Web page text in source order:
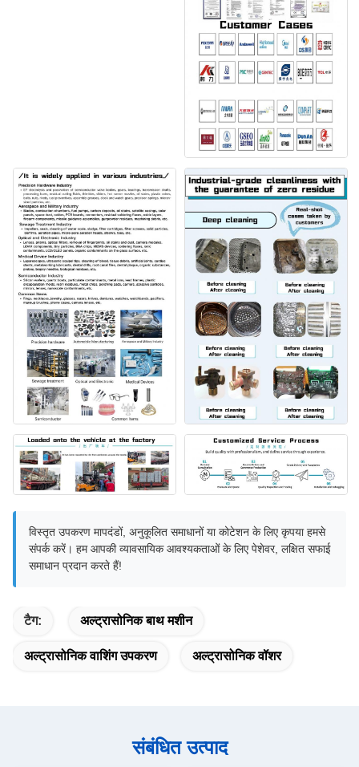
विस्तृत उपकरण मापदंडों, अनुकूलित समाधानों या कोटेशन के लिए कृपया हमसे
संपर्क करें। हम आपकी व्यावसायिक आवश्यकताओं के लिए पेशेवर, लक्षित सफाई
समाधान प्रदान करते हैं!
टैग: अल्ट्रासोनिक बाथ मशीन
अल्ट्रासोनिक वाशिंग उपकरण अल्ट्रासोनिक वॉशर
संबंधित उत्पाद